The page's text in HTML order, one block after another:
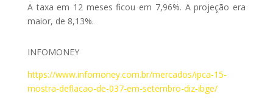
A taxa em 12 meses ficou em 7,96%. A projeção era
maior, de 8,13%.
INFOMONEY
https://www.infomoney.com.br/mercados/ipca-15-
mostra-deflacao-de-037-em-setembro-diz-ibge/